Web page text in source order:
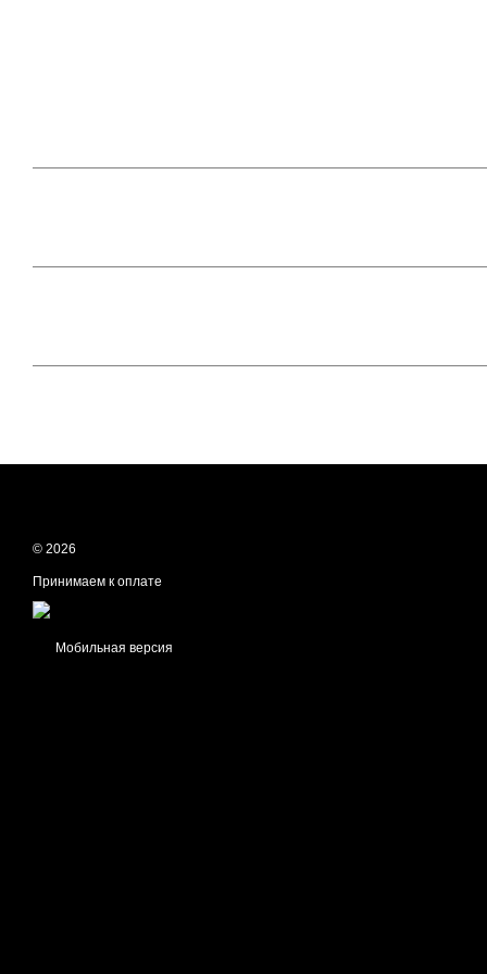
© 2026
Принимаем к оплате
Мобильная версия